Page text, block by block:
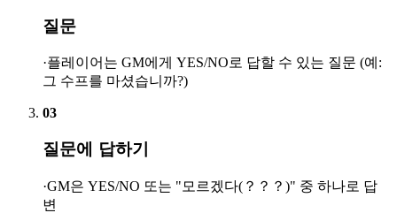
질문
·플레이어는 GM에게 YES/NO로 답할 수 있는 질문 (예:
그 수프를 마셨습니까?)
03
질문에 답하기
·GM은 YES/NO 또는 "모르겠다(？？？)" 중 하나로 답
변